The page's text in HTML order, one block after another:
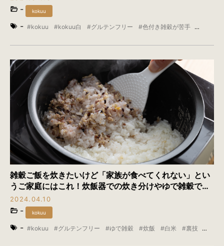
- kokuu
- kokuu kokuu白 グルテンフリー
色付き雑穀が苦手
雑穀ご飯を炊きたいけど「家族が食べてくれない」とい
うご家庭にはこれ！炊飯器での炊き分けやゆで雑穀でお
悩み解消
2024.04.10
- kokuu
- kokuu グルテンフリー ゆで雑穀 炊飯 白米
裏技